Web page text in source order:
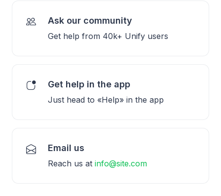
Ask our community
Get help from 40k+ Unify users
Get help in the app
Just head to «Help» in the app
Email us
Reach us at info@site.com